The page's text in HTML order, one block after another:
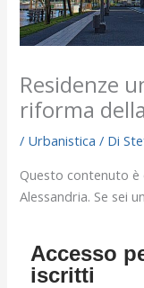
Residenze
riforma
/ Urbanistica / Di
Questo contenuto è
Alessandria. Se sei
Accesso
iscritti